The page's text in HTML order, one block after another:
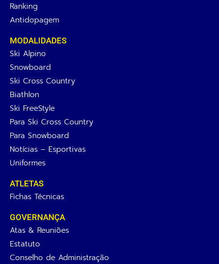
Ranking
Antidopagem
MODALIDADES
Ski Alpino
Snowboard
Ski Cross Country
Biathlon
Ski FreeStyle
Para Ski Cross Country
Para Snowboard
Notícias – Esportivas
Uniformes
ATLETAS
Fichas Técnicas
GOVERNANÇA
Atas & Reuniões
Estatuto
Conselho de Administração